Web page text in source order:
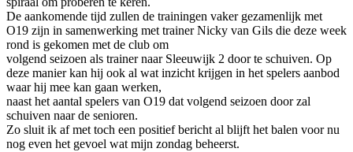
De aankomende tijd zullen de trainingen vaker gezamenlijk met
O19 zijn in samenwerking met trainer Nicky van Gils die deze week
rond is gekomen met de club om
volgend seizoen als trainer naar Sleeuwijk 2 door te schuiven. Op
deze manier kan hij ook al wat inzicht krijgen in het spelers aanbod
waar hij mee kan gaan werken,
naast het aantal spelers van O19 dat volgend seizoen door zal
schuiven naar de senioren.
Zo sluit ik af met toch een positief bericht al blijft het balen voor nu
nog even het gevoel wat mijn zondag beheerst.